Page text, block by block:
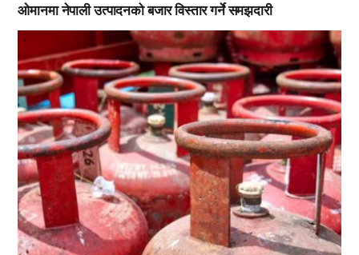
ओमानमा नेपाली उत्पादनको बजार विस्तार गर्ने समझदारी
, ,